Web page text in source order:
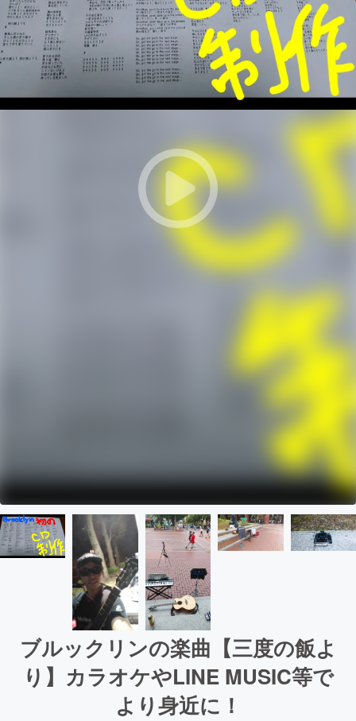
ブルックリンの楽曲【三度の飯よ
り】カラオケやLINE MUSIC等で
より身近に！